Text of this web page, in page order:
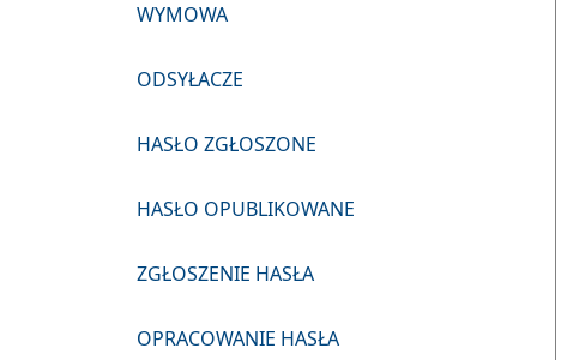
WYMOWA
ODSYŁACZE
HASŁO ZGŁOSZONE
HASŁO OPUBLIKOWANE
ZGŁOSZENIE HASŁA
OPRACOWANIE HASŁA